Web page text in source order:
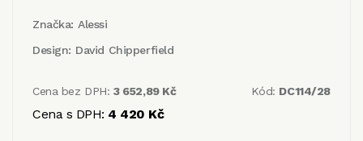
Značka: Alessi
Design: David Chipperfield
Cena bez DPH:3 652,89 Kč
Cena s DPH: 4 420 Kč
Kód: DC114/28